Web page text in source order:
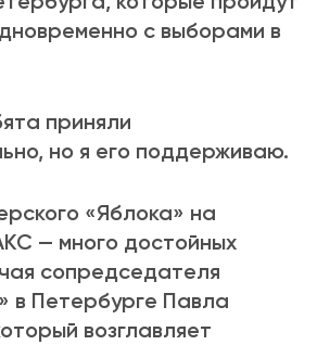
с выборами в
приняли
но я его поддерживаю.
«Яблока» на
— много достойных
сопредседателя
в Петербурге Павла
возглавляет